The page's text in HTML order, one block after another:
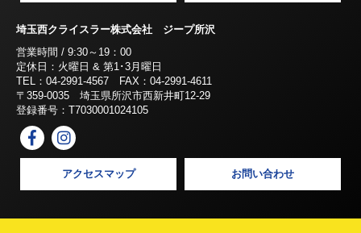
埼玉西クライスラー株式会社 ジープ所沢
営業時間 / 9:30～19：00
定休日：火曜日 & 第1･3月曜日
TEL：04-2991-4567 FAX：04-2991-4611
〒359-0035 埼玉県所沢市西新井町12-29
登録番号：T7030001024105
アクセスマップ お問い合わせ